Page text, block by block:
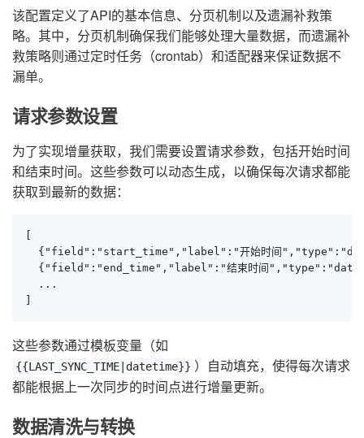
该配置定义了API的基本信息、分页机制以及遗漏补救策
略。其中，分页机制确保我们能够处理大量数据，而遗漏补
救策略则通过定时任务（crontab）和适配器来保证数据不
漏单。
请求参数设置
为了实现增量获取，我们需要设置请求参数，包括开始时间
和结束时间。这些参数可以动态生成，以确保每次请求都能
获取到最新的数据：
{"field":"start_time","label":"开始时间
{"field":"end_time","label":"结束时间
  ...
这些参数通过模板变量（如
{{LAST_SYNC_TIME|datetime}} ）自动填充，使得每次请求
都能根据上一次同步的时间点进行增量更新。
数据清洗与转换